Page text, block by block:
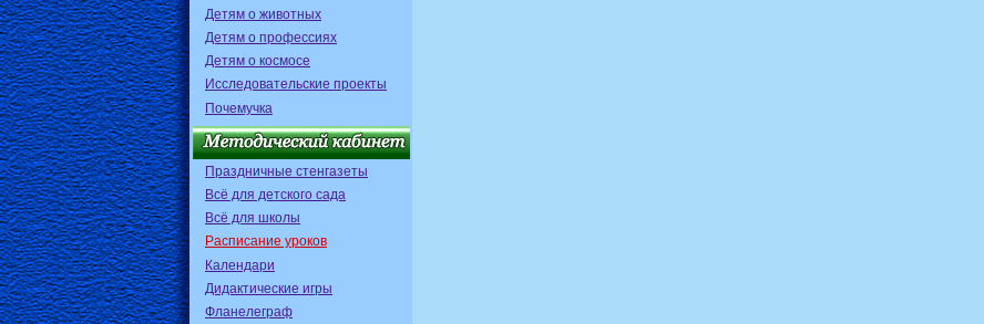
Детям о животных
Детям о профессиях
Детям о космосе
Исследовательские проекты
Почемучка
Праздничные стенгазеты
Всё для детского сада
Всё для школы
Расписание уроков
Календари
Дидактические игры
Фланелеграф